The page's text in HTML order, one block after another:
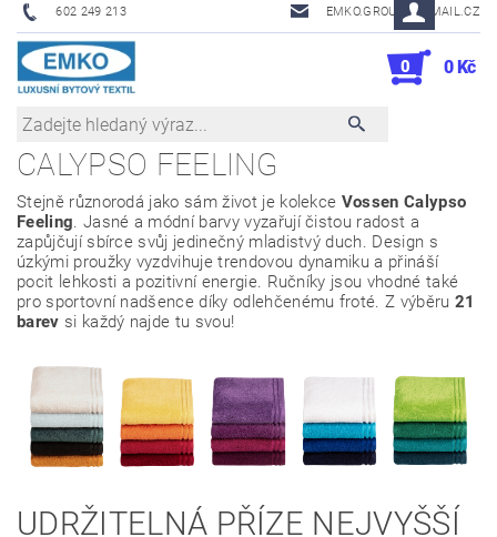
602 249 213 EMKO.GROUSL@EMAIL.CZ
0 0 Kč
CALYPSO FEELING
Stejně různorodá jako sám život je kolekce Vossen Calypso
Feeling. Jasné a módní barvy vyzařují čistou radost a
zapůjčují sbírce svůj jedinečný mladistvý duch. Design s
úzkými proužky vyzdvihuje trendovou dynamiku a přináší
pocit lehkosti a pozitivní energie. Ručníky jsou vhodné také
pro sportovní nadšence díky odlehčenému froté. Z výběru 21
barev si každý najde tu svou!
UDRŽITELNÁ PŘÍZE NEJVYŠŠÍ